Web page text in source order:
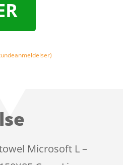
Microsoft L –